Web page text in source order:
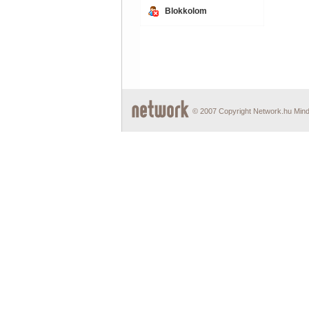
Blokkolom
© 2007 Copyright Network.hu